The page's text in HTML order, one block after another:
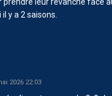
y a 2 saisons.
2026 22:03